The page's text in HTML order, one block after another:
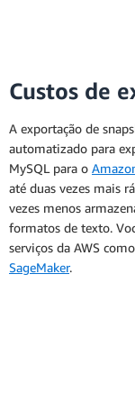
Custos de
A exportação de
automatizado para
MySQL para o
até duas vezes mais
vezes menos
formatos de texto.
serviços da AWS
SageMaker.